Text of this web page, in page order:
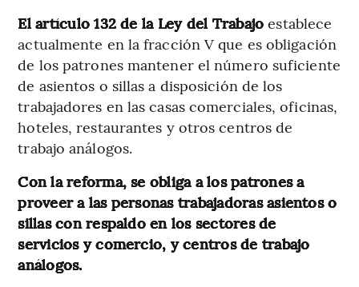
El artículo 132 de la Ley del Trabajo establece
actualmente en la fracción V que es obligación
de los patrones mantener el número suficiente
de asientos o sillas a disposición de los
trabajadores en las casas comerciales, oficinas,
hoteles, restaurantes y otros centros de
trabajo análogos.
Con la reforma, se obliga a los patrones a
proveer a las personas trabajadoras asientos o
sillas con respaldo en los sectores de
servicios y comercio, y centros de trabajo
análogos.